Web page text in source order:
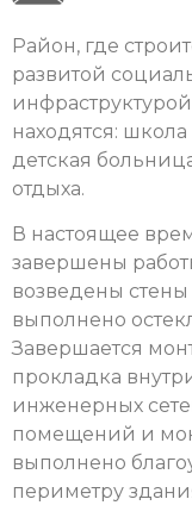
Район, где
развитой
находятся:
детская
отдыха.
В настоящее
завершены
возведены
выполнено
Завершается
прокладка
инженерных
помещений и
выполнено
периметру